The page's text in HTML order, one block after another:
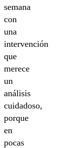
semana
con
una
intervención
que
merece
un
análisis
cuidadoso,
porque
en
pocas